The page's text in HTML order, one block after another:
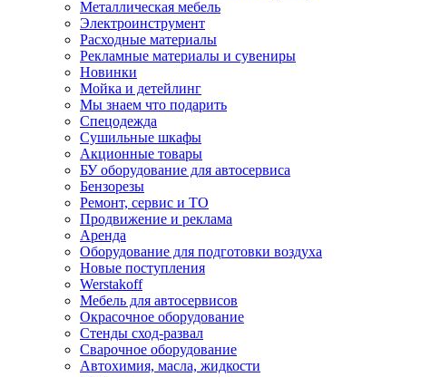
Металлическая мебель
Электроинструмент
Расходные материалы
Рекламные материалы и сувениры
Новинки
Мойка и детейлинг
Мы знаем что подарить
Спецодежда
Сушильные шкафы
Акционные товары
БУ оборудование для автосервиса
Бензорезы
Ремонт, сервис и ТО
Продвижение и реклама
Аренда
Оборудование для подготовки воздуха
Новые поступления
Werstakoff
Мебель для автосервисов
Окрасочное оборудование
Стенды сход-развал
Сварочное оборудование
Автохимия, масла, жидкости